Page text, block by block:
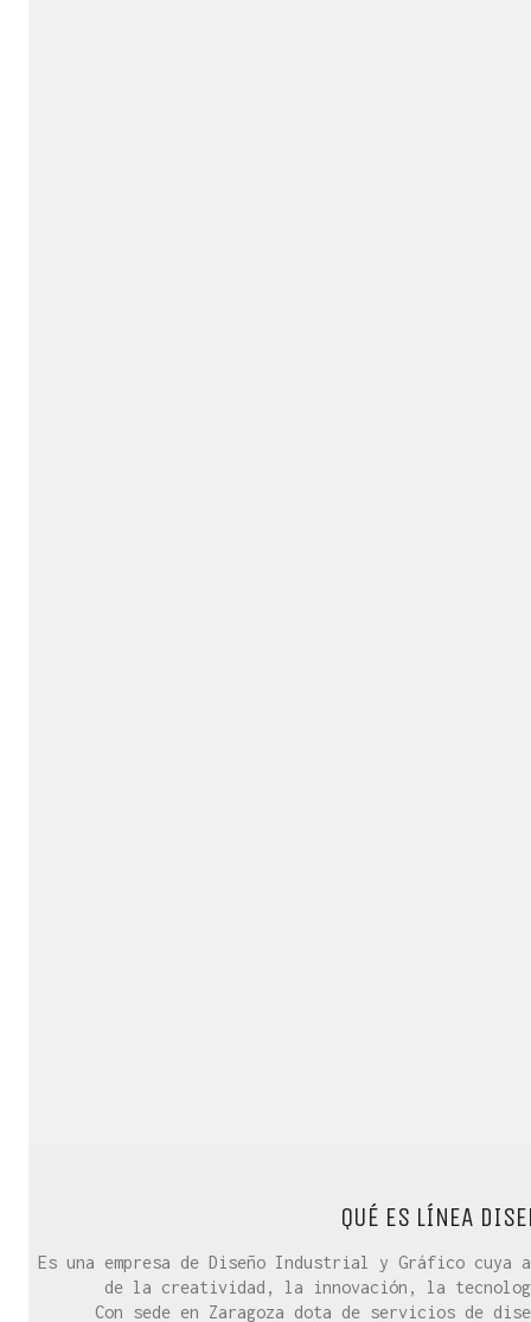
QUÉ ES LÍNEA
Es una empresa de Diseño Industrial y Gráfico
de la creatividad, la innovación, la
Con sede en Zaragoza dota de servicios de